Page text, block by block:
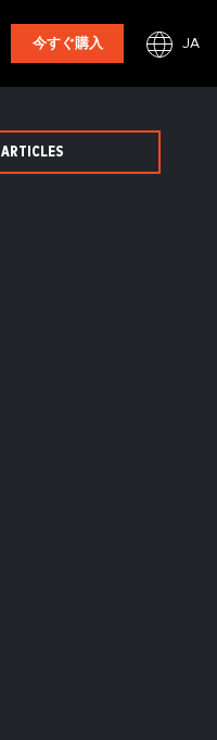
今すぐ購入 JA